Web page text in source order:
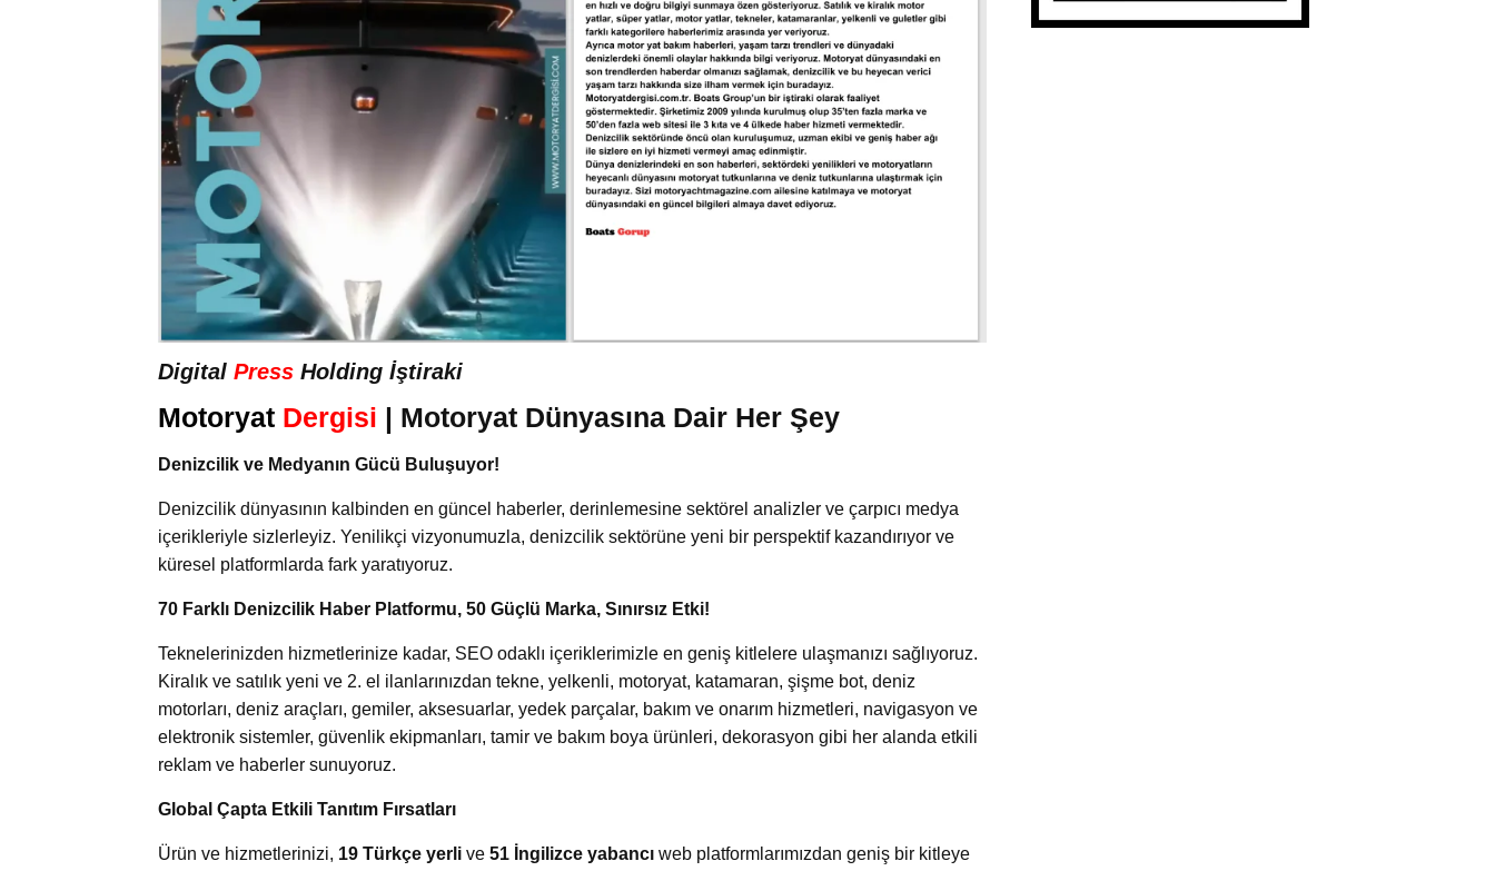
Digital Press Holding İştiraki
Motoryat Dergisi | Motoryat Dünyasına Dair Her Şey
Denizcilik ve Medyanın Gücü Buluşuyor!
Denizcilik dünyasının kalbinden en güncel haberler, derinlemesine sektörel analizler ve çarpıcı medya
içerikleriyle sizlerleyiz. Yenilikçi vizyonumuzla, denizcilik sektörüne yeni bir perspektif kazandırıyor ve
küresel platformlarda fark yaratıyoruz.
70 Farklı Denizcilik Haber Platformu, 50 Güçlü Marka, Sınırsız Etki!
Teknelerinizden hizmetlerinize kadar, SEO odaklı içeriklerimizle en geniş kitlelere ulaşmanızı sağlıyoruz.
Kiralık ve satılık yeni ve 2. el ilanlarınızdan tekne, yelkenli, motoryat, katamaran, şişme bot, deniz
motorları, deniz araçları, gemiler, aksesuarlar, yedek parçalar, bakım ve onarım hizmetleri, navigasyon ve
elektronik sistemler, güvenlik ekipmanları, tamir ve bakım boya ürünleri, dekorasyon gibi her alanda etkili
reklam ve haberler sunuyoruz.
Global Çapta Etkili Tanıtım Fırsatları
Ürün ve hizmetlerinizi, 19 Türkçe yerli ve 51 İngilizce yabancı web platformlarımızdan geniş bir kitleye